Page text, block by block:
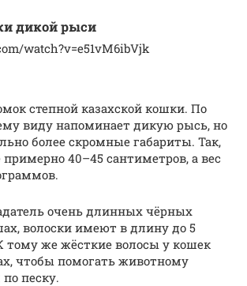
дикой рыси
watch?v=e51vM6ibVjk
степной казахской кошки. По
виду напоминает дикую рысь, но
более скромные габариты. Так,
40–45 сантиметров, а вес
очень длинных чёрных
волоски имеют в длину до 5
тому же жёсткие волосы у кошек
чтобы помогать животному
песку.